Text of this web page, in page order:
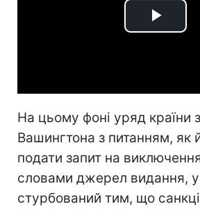
Play
На цьому фоні уряд країни
Вашингтона з питанням, як
подати запит на
словами джерел видання,
стурбований тим, що